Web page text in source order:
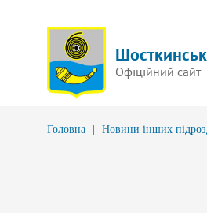
Офіційний сайт
Головна Новини інших